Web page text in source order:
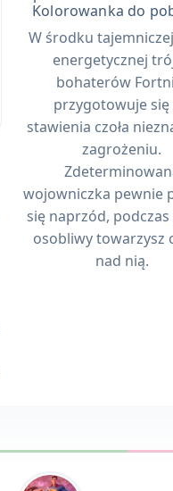
Kolorowanka do
W środku
energetycznej
bohaterów
przygotowuje się
stawienia czoła
zagrożeniu.
wojowniczka pewnie
się naprzód, podczas
osobliwy towarzysz
nad nią.